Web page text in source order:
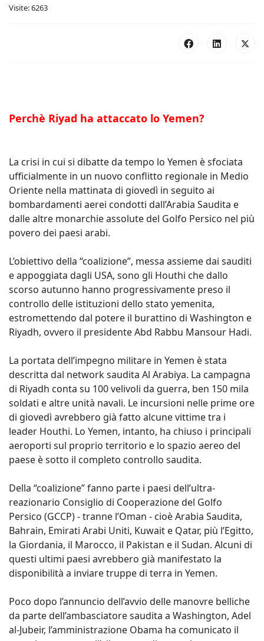
Visite: 6263
Perchè Riyad ha attaccato lo Yemen?
La crisi in cui si dibatte da tempo lo Yemen è sfociata
ufficialmente in un nuovo conflitto regionale in Medio
Oriente nella mattinata di giovedì in seguito ai
bombardamenti aerei condotti dall’Arabia Saudita e
dalle altre monarchie assolute del Golfo Persico nel più
povero dei paesi arabi.
L’obiettivo della “coalizione”, messa assieme dai sauditi
e appoggiata dagli USA, sono gli Houthi che dallo
scorso autunno hanno progressivamente preso il
controllo delle istituzioni dello stato yemenita,
estromettendo dal potere il burattino di Washington e
Riyadh, ovvero il presidente Abd Rabbu Mansour Hadi.
La portata dell’impegno militare in Yemen è stata
descritta dal network saudita Al Arabiya. La campagna
di Riyadh conta su 100 velivoli da guerra, ben 150 mila
soldati e altre unità navali. Le incursioni nelle prime ore
di giovedì avrebbero già fatto alcune vittime tra i
leader Houthi. Lo Yemen, intanto, ha chiuso i principali
aeroporti sul proprio territorio e lo spazio aereo del
paese è sotto il completo controllo saudita.
Della “coalizione” fanno parte i paesi dell’ultra-
reazionario Consiglio di Cooperazione del Golfo
Persico (GCCP) - tranne l’Oman - cioè Arabia Saudita,
Bahrain, Emirati Arabi Uniti, Kuwait e Qatar, più l’Egitto,
la Giordania, il Marocco, il Pakistan e il Sudan. Alcuni di
questi ultimi paesi avrebbero già manifestato la
disponibilità a inviare truppe di terra in Yemen.
Poco dopo l’annuncio dell’avvio delle manovre belliche
da parte dell’ambasciatore saudita a Washington, Adel
al-Jubeir, l’amministrazione Obama ha comunicato il